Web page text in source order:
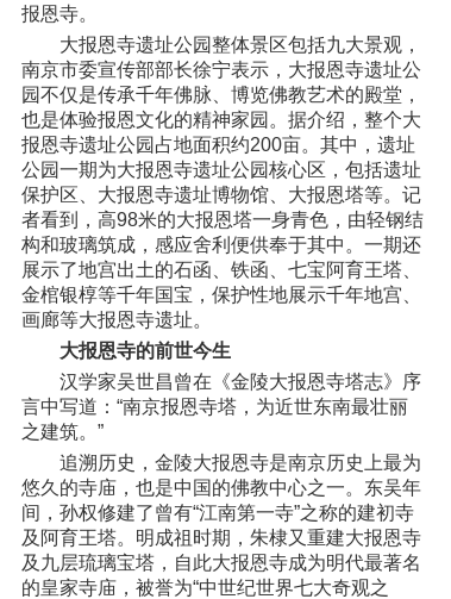
报恩寺。
大报恩寺遗址公园整体景区包括九大景观，
南京市委宣传部部长徐宁表示，大报恩寺遗址公
园不仅是传承千年佛脉、博览佛教艺术的殿堂，
也是体验报恩文化的精神家园。据介绍，整个大
报恩寺遗址公园占地面积约200亩。其中，遗址
公园一期为大报恩寺遗址公园核心区，包括遗址
保护区、大报恩寺遗址博物馆、大报恩塔等。记
者看到，高98米的大报恩塔一身青色，由轻钢结
构和玻璃筑成，感应舍利便供奉于其中。一期还
展示了地宫出土的石函、铁函、七宝阿育王塔、
金棺银椁等千年国宝，保护性地展示千年地宫、
画廊等大报恩寺遗址。
大报恩寺的前世今生
汉学家吴世昌曾在《金陵大报恩寺塔志》序
言中写道：“南京报恩寺塔，为近世东南最壮丽
之建筑。”
追溯历史，金陵大报恩寺是南京历史上最为
悠久的寺庙，也是中国的佛教中心之一。东吴年
间，孙权修建了曾有“江南第一寺”之称的建初寺
及阿育王塔。明成祖时期，朱棣又重建大报恩寺
及九层琉璃宝塔，自此大报恩寺成为明代最著名
的皇家寺庙，被誉为“中世纪世界七大奇观之